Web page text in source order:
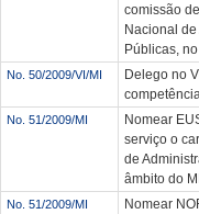
comissão
Nacional
Públicas,
No. 50/2009/VI/MI
Delego no
No. 51/2009/MI
Nomear
serviço o
de
âmbito do
No. 51/2009/MI
Nomear